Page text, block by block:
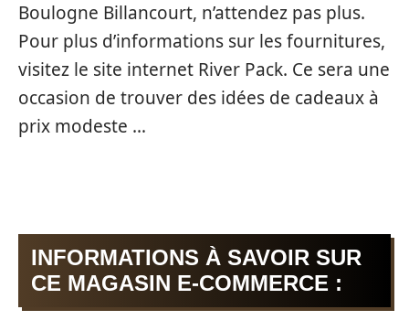
Boulogne Billancourt, n’attendez pas plus.
Pour plus d’informations sur les fournitures,
visitez le site internet River Pack. Ce sera une
occasion de trouver des idées de cadeaux à
prix modeste …
INFORMATIONS À SAVOIR SUR
CE MAGASIN E-COMMERCE :